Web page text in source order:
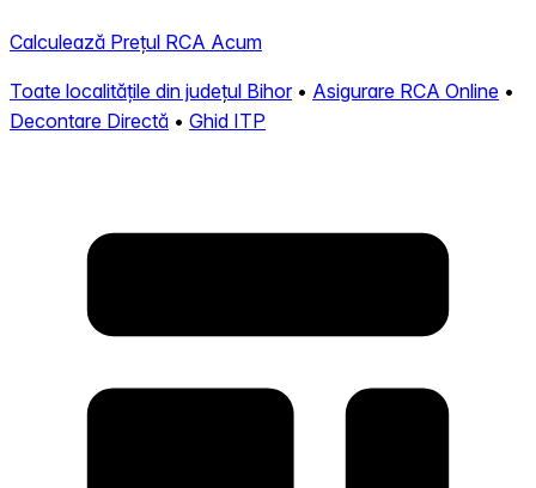
Calculează Prețul RCA Acum
Toate localitățile din județul Bihor• Asigurare RCA Online •
Decontare Directă • Ghid ITP